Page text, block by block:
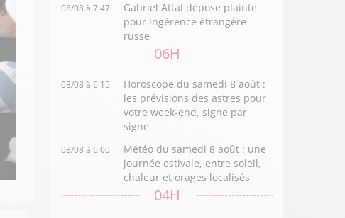
08/08 à 7:47
Gabriel Attal dépose plainte
pour ingérence étrangère
russe
06H
08/08 à 6:15
Horoscope du samedi 8 août :
les prévisions des astres pour
votre week-end, signe par
signe
08/08 à 6:00
Météo du samedi 8 août : une
journée estivale, entre soleil,
chaleur et orages localisés
04H